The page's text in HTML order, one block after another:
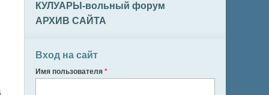
КУЛУАРЫ-вольный форум
АРХИВ САЙТА
Вход на сайт
Имя пользователя *